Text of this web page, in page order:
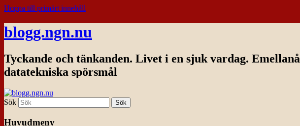
Hoppa till primärt innehåll
blogg.ngn.nu
Tyckande och tänkanden. Livet i en sjuk vardag.
datatekniska spörsmål
Sök
Huvudmeny